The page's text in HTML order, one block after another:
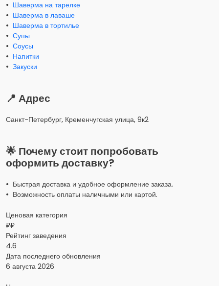
• Шаверма на тарелке
• Шаверма в лаваше
• Шаверма в тортилье
• Супы
• Соусы
• Напитки
• Закуски
📍 Адрес
Санкт-Петербург, Кременчугская улица, 9к2
🌟 Почему стоит попробовать
оформить доставку?
• Быстрая доставка и удобное оформление заказа.
• Возможность оплаты наличными или картой.
Ценовая категория
₽₽
Рейтинг заведения
4.6
Дата последнего обновления
6 августа 2026